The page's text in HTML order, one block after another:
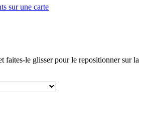
sur une carte
faites-le glisser pour le repositionner sur la